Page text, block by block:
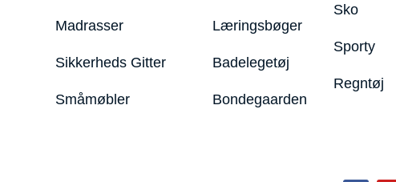
Madrasser
Sikkerheds Gitter
Småmøbler
Læringsbøger
Badelegetøj
Bondegaarden
Sko
Sporty
Regntøj